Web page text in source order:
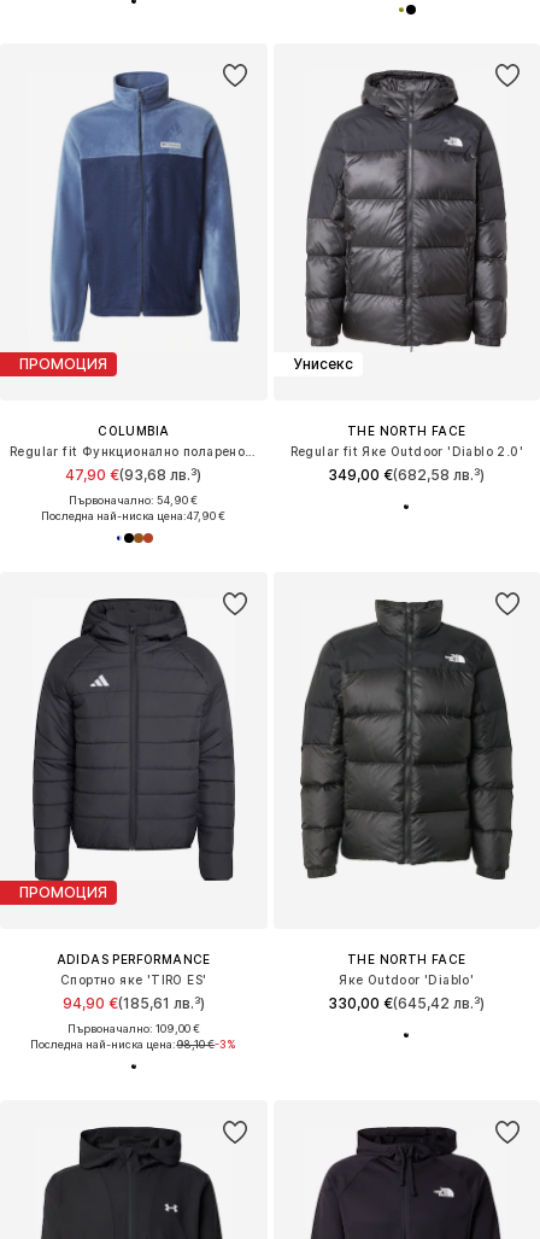
ПРОМОЦИЯ
COLUMBIA
47,90 €(93,68 лв.³)
Първоначално: 54,90 €
Последна най-ниска цена:47,90 €
Унисекс
THE NORTH FACE
Regular fit Яке Outdoor 'Diablo 2.0'
349,00 €(682,58 лв.³)
ПРОМОЦИЯ
ADIDAS PERFORMANCE
Спортно яке 'TIRO ES'
94,90 €(185,61 лв.³)
Първоначално: 109,00 €
Последна най-ниска цена:98,10 €-3%
THE NORTH FACE
Яке Outdoor 'Diablo'
330,00 €(645,42 лв.³)